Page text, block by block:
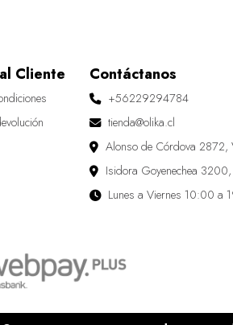
Cliente Contáctanos
+56229294784
tienda@olika.cl
Alonso de Córdova 2872,
Isidora Goyenechea
Lunes a Viernes 10:00